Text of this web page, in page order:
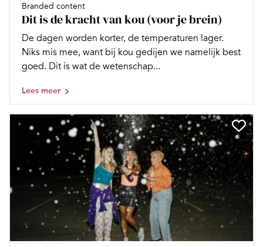
Branded content
Dit is de kracht van kou (voor je brein)
De dagen worden korter, de temperaturen lager.
Niks mis mee, want bij kou gedijen we namelijk best
goed. Dit is wat de wetenschap...
Lees meer